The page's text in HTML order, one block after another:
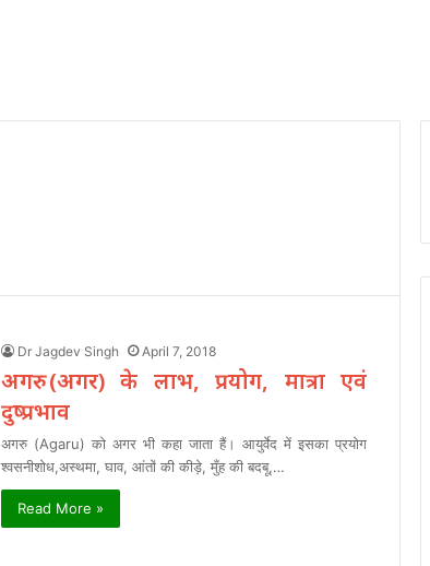
Dr Jagdev Singh April 7, 2018
अगरु (अगर) के लाभ, प्रयोग, मात्रा एवं
दुष्प्रभाव
अगरु (Agaru) को अगर भी कहा जाता हैं। आयुर्वेद में इसका प्रयोग
श्वसनीशोध,अस्थमा, घाव, आंतों की कीड़े, मुँह की बदबू,…
Read More »